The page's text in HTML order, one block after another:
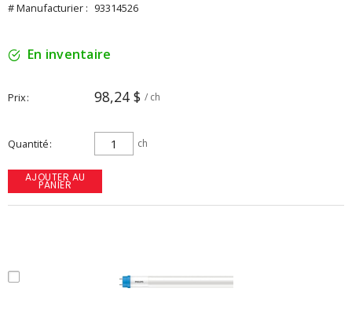
# Manufacturier : 93314526
En inventaire
Prix 98,24 $ / ch
Quantité ch
AJOUTER AU
PANIER